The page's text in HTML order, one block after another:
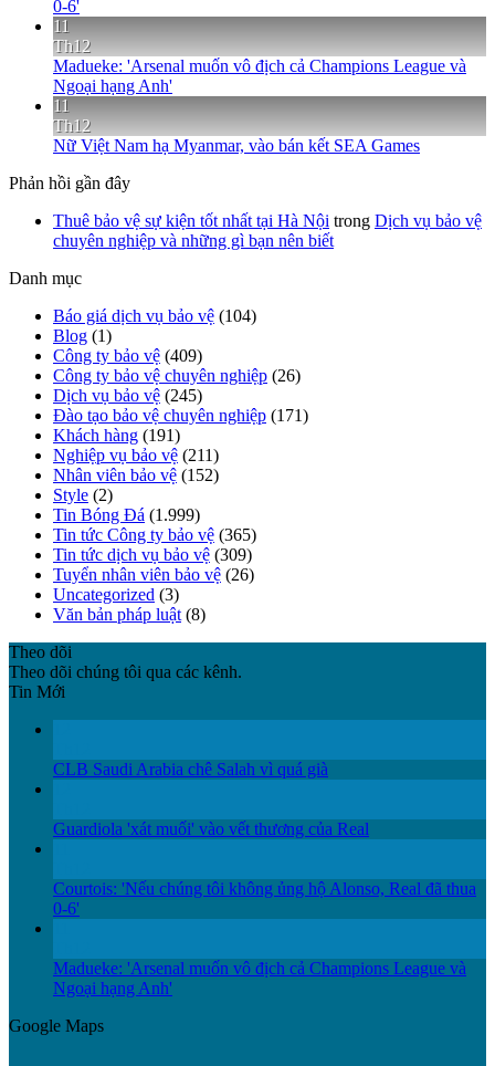
0-6'
11
Th12
Madueke: 'Arsenal muốn vô địch cả Champions League và
Ngoại hạng Anh'
11
Th12
Nữ Việt Nam hạ Myanmar, vào bán kết SEA Games
Phản hồi gần đây
Thuê bảo vệ sự kiện tốt nhất tại Hà Nội trong Dịch vụ bảo vệ
chuyên nghiệp và những gì bạn nên biết
Danh mục
Báo giá dịch vụ bảo vệ (104)
Blog (1)
Công ty bảo vệ (409)
Công ty bảo vệ chuyên nghiệp (26)
Dịch vụ bảo vệ (245)
Đào tạo bảo vệ chuyên nghiệp (171)
Khách hàng (191)
Nghiệp vụ bảo vệ (211)
Nhân viên bảo vệ (152)
Style (2)
Tin Bóng Đá (1.999)
Tin tức Công ty bảo vệ (365)
Tin tức dịch vụ bảo vệ (309)
Tuyển nhân viên bảo vệ (26)
Uncategorized (3)
Văn bản pháp luật (8)
Theo dõi
Theo dõi chúng tôi qua các kênh.
Tin Mới
CLB Saudi Arabia chê Salah vì quá già
Guardiola 'xát muối' vào vết thương của Real
Courtois: 'Nếu chúng tôi không ủng hộ Alonso, Real đã thua
0-6'
Madueke: 'Arsenal muốn vô địch cả Champions League và
Ngoại hạng Anh'
Google Maps